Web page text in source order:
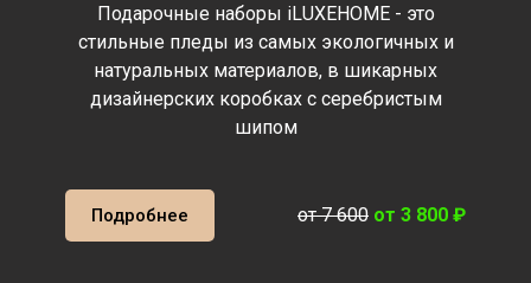
Подарочные наборы iLUXEHOME - это
стильные пледы из самых экологичных и
натуральных материалов, в шикарных
дизайнерских коробках с серебристым
шипом
Подробнее от 7 600 от 3 800 ₽